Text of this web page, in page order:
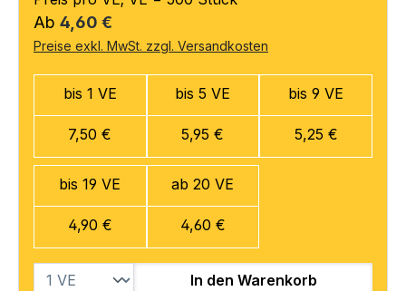
Regulärer Preis:
Ab 4,60 €
Preise exkl. MwSt. zzgl. Versandkosten
bis 1 VE
7,50 €
bis 5 VE
5,95 €
bis 9 VE
5,25 €
bis 19 VE
4,90 €
ab 20 VE
4,60 €
In den Warenkorb